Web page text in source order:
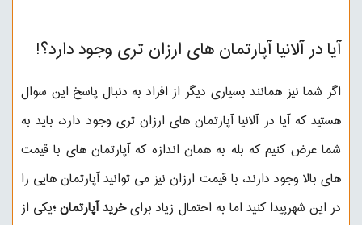
آیا در آلانیا آپارتمان های ارزان تری وجود دارد؟!
اگر شما نیز همانند بسیاری دیگر از افراد به دنبال پاسخ این سوال
هستید که آیا در آلانیا آپارتمان های ارزان تری وجود دارد، باید به
شما عرض کنیم که بله به همان اندازه که آپارتمان های با قیمت
های بالا وجود دارند، با قیمت ارزان نیز می توانید آپارتمان هایی را
در این شهرپیدا کنید اما به احتمال زیاد برایخرید آپارتمان ؛یکی از